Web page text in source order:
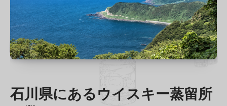
石川県にあるウイスキー蒸留所